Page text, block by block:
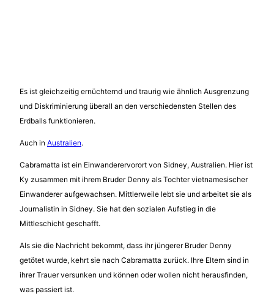
Es ist gleichzeitig ernüchternd und traurig wie ähnlich Ausgrenzung
und Diskriminierung überall an den verschiedensten Stellen des
Erdballs funktionieren.
Auch in Australien.
Cabramatta ist ein Einwanderervorort von Sidney, Australien. Hier ist
Ky zusammen mit ihrem Bruder Denny als Tochter vietnamesischer
Einwanderer aufgewachsen. Mittlerweile lebt sie und arbeitet sie als
Journalistin in Sidney. Sie hat den sozialen Aufstieg in die
Mittleschicht geschafft.
Als sie die Nachricht bekommt, dass ihr jüngerer Bruder Denny
getötet wurde, kehrt sie nach Cabramatta zurück. Ihre Eltern sind in
ihrer Trauer versunken und können oder wollen nicht herausfinden,
was passiert ist.